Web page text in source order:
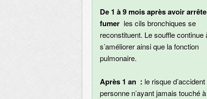
De 1 à 9 moisaprès avoir
fumer les cils bronchiques se
reconstituent. Le souffle continue
s’améliorer ainsi que la fonction
pulmonaire.
Après 1 an : le risque
personne n’ayant jamais touché